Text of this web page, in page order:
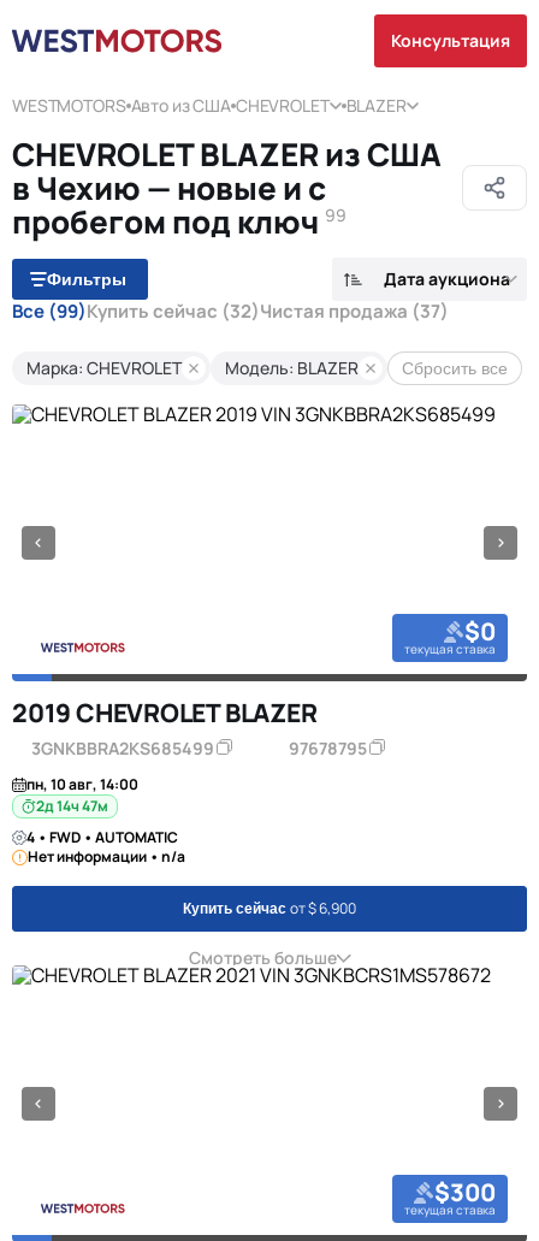
Консультация
WESTMOTORS Авто из США CHEVROLET BLAZER
CHEVROLET BLAZER из США
в Чехию — новые и с
пробегом под ключ 99
Фильтры Дата аукциона
Все (99)Купить сейчас (32)Чистая продажа (37)
Марка: CHEVROLET Модель: BLAZER Сбросить все
$0
текущая ставка
2019 CHEVROLET BLAZER
3GNKBBRA2KS685499 97678795
пн, 10 авг, 14:00
2д 14ч 47м
4 • FWD • AUTOMATIC
Нет информации • n/a
Купить сейчас от $ 6,900
Смотреть больше
$300
текущая ставка